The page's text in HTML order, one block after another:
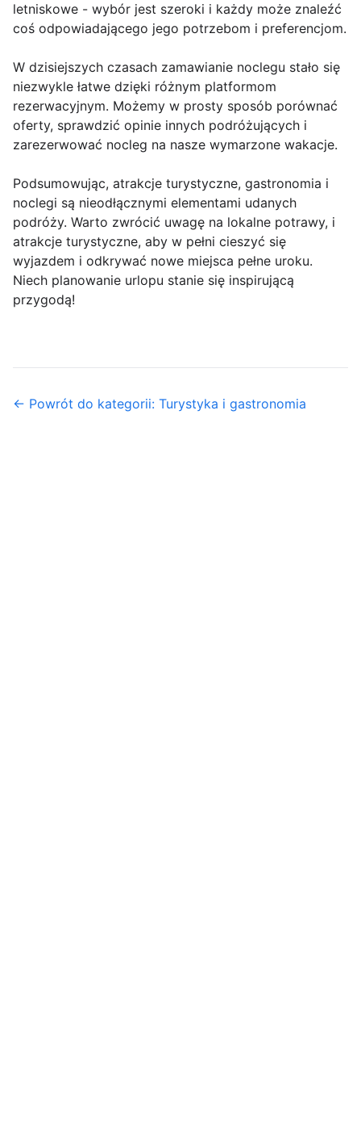
letniskowe - wybór jest szeroki i każdy może znaleźć
coś odpowiadającego jego potrzebom i preferencjom.
W dzisiejszych czasach zamawianie noclegu stało się
niezwykle łatwe dzięki różnym platformom
rezerwacyjnym. Możemy w prosty sposób porównać
oferty, sprawdzić opinie innych podróżujących i
zarezerwować nocleg na nasze wymarzone wakacje.
Podsumowując, atrakcje turystyczne, gastronomia i
noclegi są nieodłącznymi elementami udanych
podróży. Warto zwrócić uwagę na lokalne potrawy, i
atrakcje turystyczne, aby w pełni cieszyć się
wyjazdem i odkrywać nowe miejsca pełne uroku.
Niech planowanie urlopu stanie się inspirującą
przygodą!
← Powrót do kategorii: Turystyka i gastronomia